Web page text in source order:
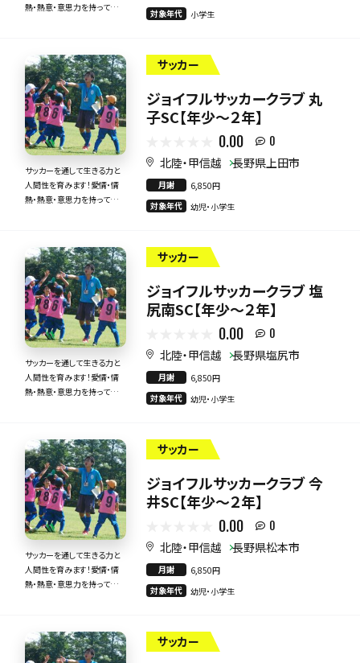
熱・熱意・意思力を持って全
対象年代
小学生
サッカーを通して生きる力と
人間性を育みます！愛情・情
熱・熱意・意思力を持って全
サッカー
ジョイフルサッカークラブ 丸
子SC【年少～２年】
0.00 0
北陸・甲信越 長野県上田市
月謝
6,850円
対象年代
幼児・小学生
サッカーを通して生きる力と
人間性を育みます！愛情・情
熱・熱意・意思力を持って全
サッカー
ジョイフルサッカークラブ 塩
尻南SC【年少～２年】
0.00 0
北陸・甲信越 長野県塩尻市
月謝
6,850円
対象年代
幼児・小学生
サッカーを通して生きる力と
人間性を育みます！愛情・情
熱・熱意・意思力を持って全
サッカー
ジョイフルサッカークラブ 今
井SC【年少～２年】
0.00 0
北陸・甲信越 長野県松本市
月謝
6,850円
対象年代
幼児・小学生
サッカー